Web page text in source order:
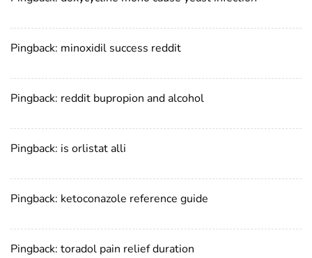
Pingback: minoxidil success reddit
Pingback: reddit bupropion and alcohol
Pingback: is orlistat alli
Pingback: ketoconazole reference guide
Pingback: toradol pain relief duration